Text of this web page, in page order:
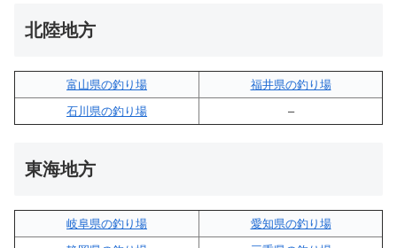
北陸地方
富山県の釣り場
福井県の釣り場
石川県の釣り場
–
東海地方
岐阜県の釣り場
愛知県の釣り場